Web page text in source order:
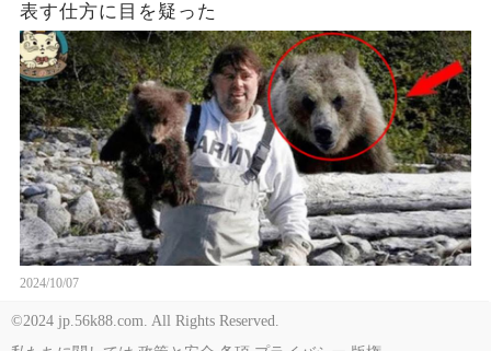
表す仕方に目を疑った
2024/10/07
©2024 jp.56k88.com. All Rights Reserved.